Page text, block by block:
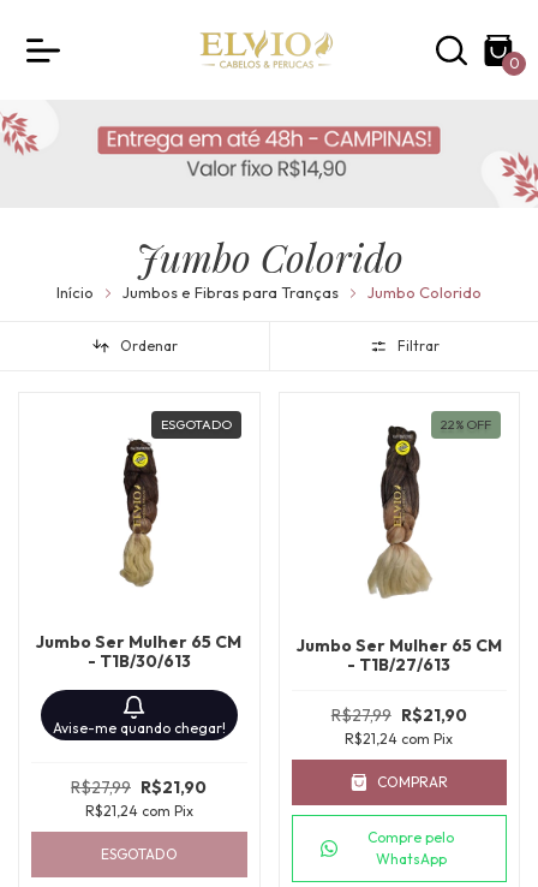
0
Jumbo Colorido
Início Jumbos e Fibras para Tranças Jumbo Colorido
Ordenar Filtrar
ESGOTADO
Jumbo Ser Mulher 65 CM
- T1B/30/613
Avise-me quando chegar!
R$27,99 R$21,90
R$21,24 com Pix
ESGOTADO
22% OFF
Jumbo Ser Mulher 65 CM
- T1B/27/613
R$27,99 R$21,90
R$21,24 com Pix
COMPRAR
Compre pelo
WhatsApp